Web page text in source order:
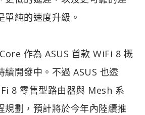
純的速度升級。
作為 ASUS 首款 WiFi 8 概
續開發中。不過 ASUS 也透
8 零售型路由器與 Mesh 系
規劃，預計將於今年內陸續推